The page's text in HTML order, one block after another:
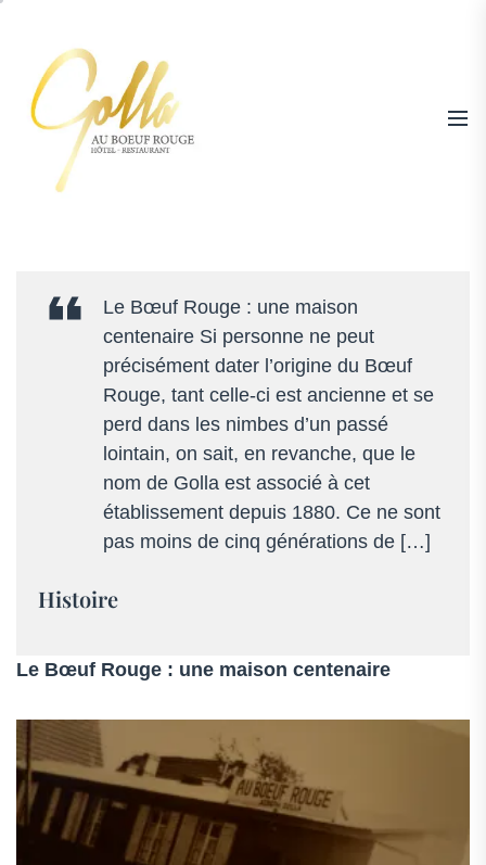
content
Niederschaeffolsheim
Alsace
Le Bœuf Rouge : une maison
centenaire Si personne ne peut
précisément dater l’origine du Bœuf
Rouge, tant celle-ci est ancienne et se
perd dans les nimbes d’un passé
lointain, on sait, en revanche, que le
nom de Golla est associé à cet
établissement depuis 1880. Ce ne sont
pas moins de cinq générations de […]
Histoire
Le Bœuf Rouge : une maison centenaire